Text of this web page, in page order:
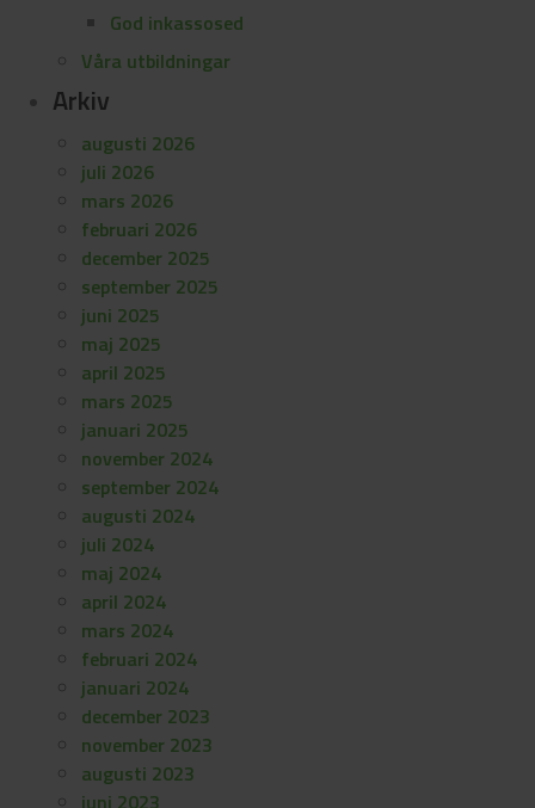
God inkassosed
Våra utbildningar
Arkiv
augusti 2026
juli 2026
mars 2026
februari 2026
december 2025
september 2025
juni 2025
maj 2025
april 2025
mars 2025
januari 2025
november 2024
september 2024
augusti 2024
juli 2024
maj 2024
april 2024
mars 2024
februari 2024
januari 2024
december 2023
november 2023
augusti 2023
juni 2023